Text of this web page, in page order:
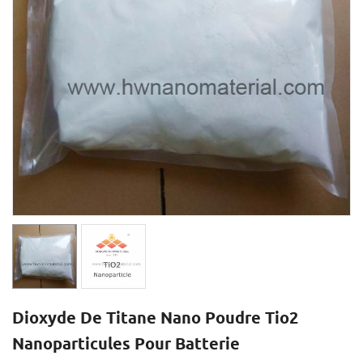
Dioxyde De Titane Nano Poudre Tio2
Nanoparticules Pour Batterie